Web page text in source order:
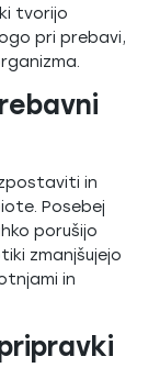
tvorijo
pri prebavi,
in
Posebej
porušijo
zmanjšujejo
in